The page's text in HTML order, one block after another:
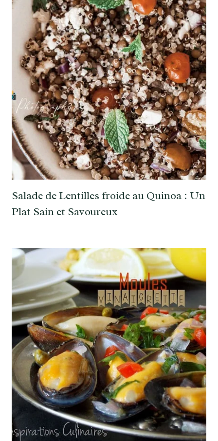
Salade de Lentilles froide au Quinoa : Un
Plat Sain et Savoureux